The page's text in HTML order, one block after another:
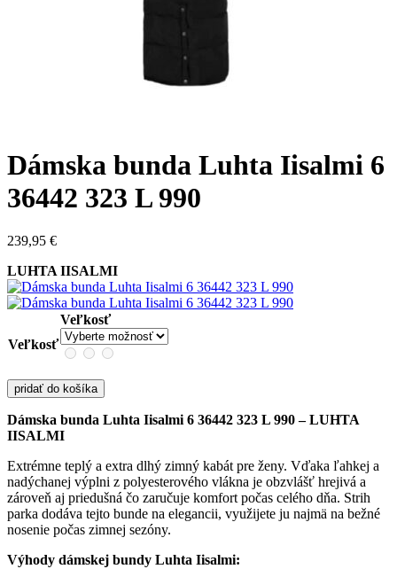
Dámska bunda Luhta Iisalmi 6
36442 323 L 990
239,95 €
LUHTA IISALMI
Veľkosť
Veľkosť
pridať do košíka
Dámska bunda Luhta Iisalmi 6 36442 323 L 990 – LUHTA
IISALMI
Extrémne teplý a extra dlhý zimný kabát pre ženy. Vďaka ľahkej a
nadýchanej výplni z polyesterového vlákna je obzvlášť hrejivá a
zároveň aj priedušná čo zaručuje komfort počas celého dňa. Strih
parka dodáva tejto bunde na elegancii, využijete ju najmä na bežné
nosenie počas zimnej sezóny.
Výhody dámskej bundy Luhta Iisalmi: